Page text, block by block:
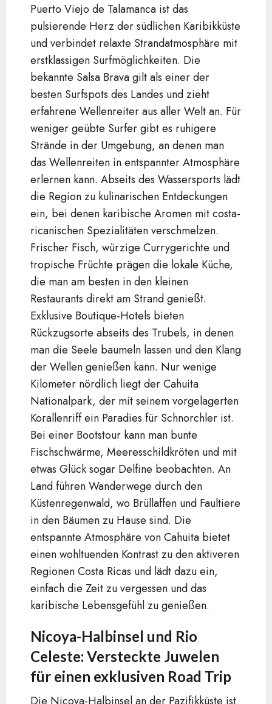
Puerto Viejo de Talamanca ist das
pulsierende Herz der südlichen Karibikküste
und verbindet relaxte Strandatmosphäre mit
erstklassigen Surfmöglichkeiten. Die
bekannte Salsa Brava gilt als einer der
besten Surfspots des Landes und zieht
erfahrene Wellenreiter aus aller Welt an. Für
weniger geübte Surfer gibt es ruhigere
Strände in der Umgebung, an denen man
das Wellenreiten in entspannter Atmosphäre
erlernen kann. Abseits des Wassersports lädt
die Region zu kulinarischen Entdeckungen
ein, bei denen karibische Aromen mit costa-
ricanischen Spezialitäten verschmelzen.
Frischer Fisch, würzige Currygerichte und
tropische Früchte prägen die lokale Küche,
die man am besten in den kleinen
Restaurants direkt am Strand genießt.
Exklusive Boutique-Hotels bieten
Rückzugsorte abseits des Trubels, in denen
man die Seele baumeln lassen und den Klang
der Wellen genießen kann. Nur wenige
Kilometer nördlich liegt der Cahuita
Nationalpark, der mit seinem vorgelagerten
Korallenriff ein Paradies für Schnorchler ist.
Bei einer Bootstour kann man bunte
Fischschwärme, Meeresschildkröten und mit
etwas Glück sogar Delfine beobachten. An
Land führen Wanderwege durch den
Küstenregenwald, wo Brüllaffen und Faultiere
in den Bäumen zu Hause sind. Die
entspannte Atmosphäre von Cahuita bietet
einen wohltuenden Kontrast zu den aktiveren
Regionen Costa Ricas und lädt dazu ein,
einfach die Zeit zu vergessen und das
karibische Lebensgefühl zu genießen.
Nicoya-Halbinsel und Rio
Celeste: Versteckte Juwelen
für einen exklusiven Road Trip
Die Nicoya-Halbinsel an der Pazifikküste ist